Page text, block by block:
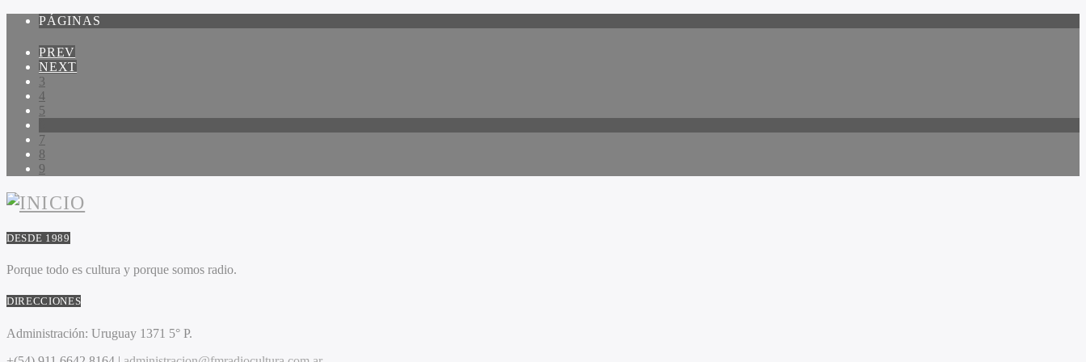
PÁGINAS
PREV
NEXT
3
4
5
7
8
9
DESDE 1989
Porque todo es cultura y porque somos radio.
DIRECCIONES
Administración: Uruguay 1371 5° P.